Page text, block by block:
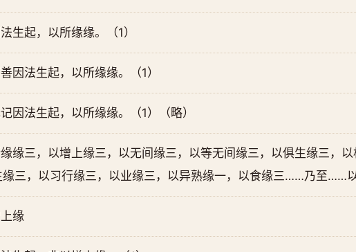
生起，以所缘缘。（1）
因法生起，以所缘缘。（1）
因法生起，以所缘缘。（1）（略）
缘三，以增上缘三，以无间缘三，以等无间缘三，以俱生缘三，
三，以习行缘三，以业缘三，以异熟缘一，以食缘三……乃至……以
缘